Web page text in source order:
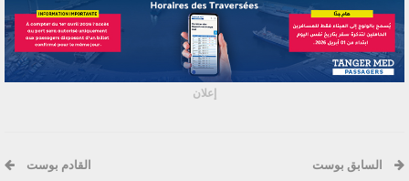
إعلان
السابق بوست القادم بوست